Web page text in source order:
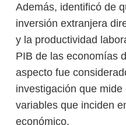
Además, identificó de
inversión extranjera
y la productividad
PIB de las economías
aspecto fue
investigación que
variables que inciden
económico.